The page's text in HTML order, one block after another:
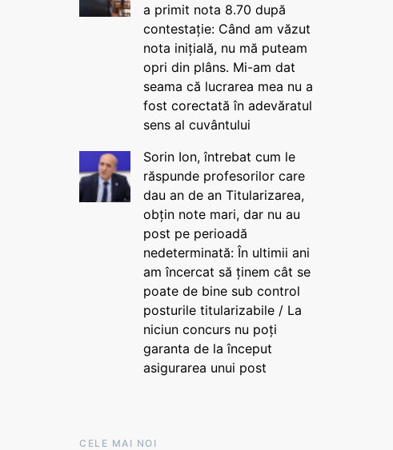
a primit nota 8.70 după
contestație: Când am văzut
nota inițială, nu mă puteam
opri din plâns. Mi-am dat
seama că lucrarea mea nu a
fost corectată în adevăratul
sens al cuvântului
Sorin Ion, întrebat cum le
răspunde profesorilor care
dau an de an Titularizarea,
obțin note mari, dar nu au
post pe perioadă
nedeterminată: În ultimii ani
am încercat să ținem cât se
poate de bine sub control
posturile titularizabile / La
niciun concurs nu poți
garanta de la început
asigurarea unui post
CELE MAI NOI